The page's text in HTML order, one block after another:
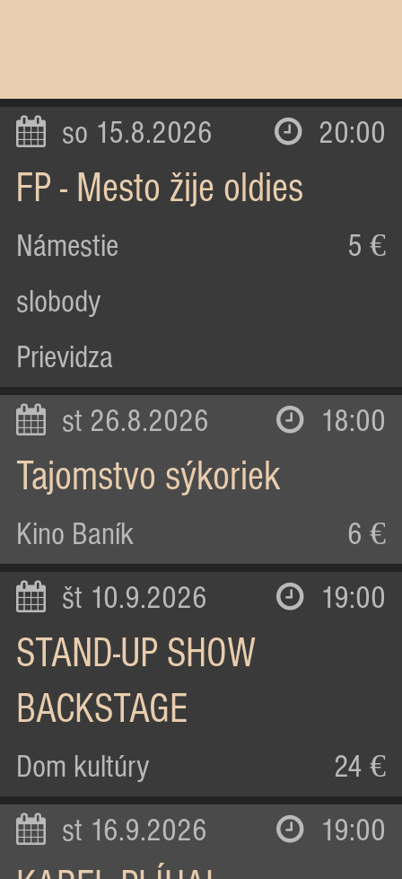
so 15.8.2026 20:00
FP - Mesto žije oldies
Námestie
slobody
Prievidza
5 €
st 26.8.2026 18:00
Tajomstvo sýkoriek
Kino Baník 6 €
št 10.9.2026 19:00
STAND-UP SHOW
BACKSTAGE
Dom kultúry 24 €
st 16.9.2026 19:00